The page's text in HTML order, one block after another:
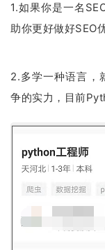
1.如果你是一名
助你更好做好SEO
2.多学一种语言，
争的实力，目前